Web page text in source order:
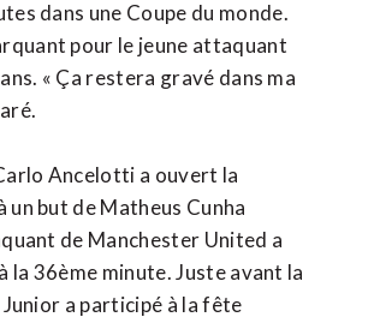
dans une Coupe du monde.
pour le jeune attaquant
« Ça restera gravé dans ma
Ancelotti a ouvert la
un but de Matheus Cunha
de Manchester United a
la 36ème minute. Juste avant la
a participé à la fête